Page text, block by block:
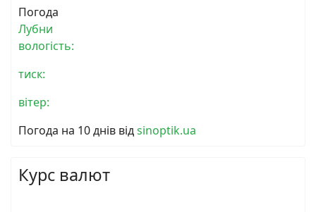
Погода
Лубни
вологість:
тиск:
вітер:
Погода на 10 днів відsinoptik.ua
Курс валют